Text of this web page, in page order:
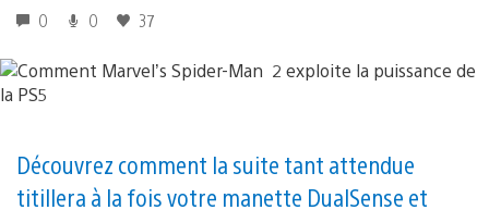
0 0 37
Découvrez comment la suite tant attendue
titillera à la fois votre manette DualSense et